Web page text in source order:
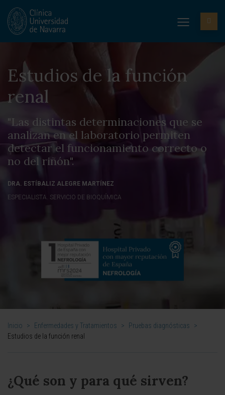
Estudios de la función
renal
"Las distintas determinaciones que se
analizan en el laboratorio permiten
detectar el funcionamiento correcto o
no del riñón".
DRA. ESTÍBALIZ ALEGRE MARTÍNEZ
ESPECIALISTA. SERVICIO DE BIOQUÍMICA
Inicio > Enfermedades y Tratamientos > Pruebas diagnósticas
>
Estudios de la función renal
¿Qué son y para qué sirven?